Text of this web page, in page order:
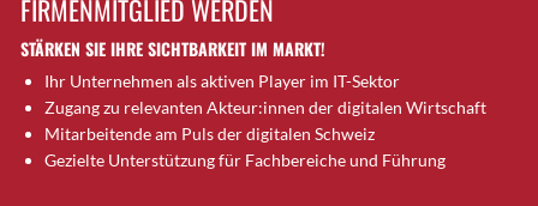
Brugg AG
Brütten
Bubendorf
Bubikon
Buchs (SG)
FIRMENMITGLIED WERDEN
STÄRKEN SIE IHRE SICHTBARKEIT IM MARKT!
Ihr Unternehmen als aktiven Player im IT-Sektor
Zugang zu relevanten Akteur:innen der digitalen Wirtschaft
Mitarbeitende am Puls der digitalen Schweiz
Gezielte Unterstützung für Fachbereiche und Führung